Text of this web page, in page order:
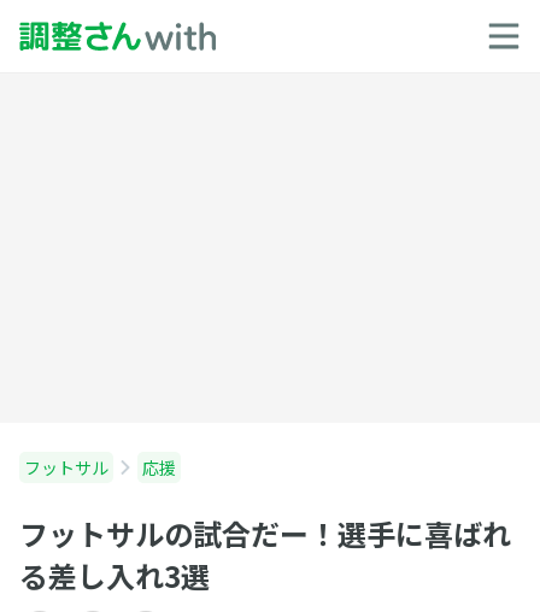
フットサル 応援
フットサルの試合だー！選手に喜ばれ
る差し入れ3選